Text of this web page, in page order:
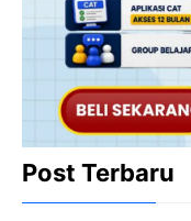
Post Terbaru